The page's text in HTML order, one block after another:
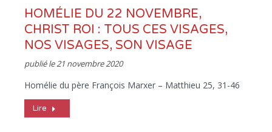
HOMÉLIE DU 22 NOVEMBRE,
CHRIST ROI : TOUS CES VISAGES,
NOS VISAGES, SON VISAGE
publié le21 novembre 2020
Homélie du père François Marxer – Matthieu 25, 31-46
Lire